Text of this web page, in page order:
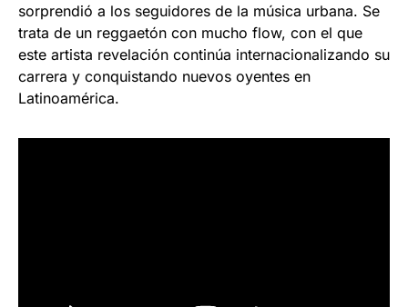
sorprendió a los seguidores de la música urbana. Se
trata de un reggaetón con mucho flow, con el que
este artista revelación continúa internacionalizando su
carrera y conquistando nuevos oyentes en
Latinoamérica.